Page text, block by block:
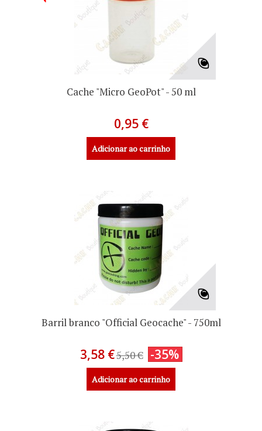
Cache "Micro GeoPot" - 50 ml
0,95 €
Adicionar ao carrinho
Barril branco "Official Geocache" - 750ml
3,58 €5,50 € -35%
Adicionar ao carrinho